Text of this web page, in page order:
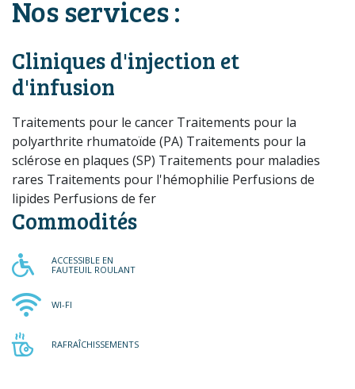
Nos services :
Cliniques d'injection et
d'infusion
Traitements pour le cancer Traitements pour la
polyarthrite rhumatoïde (PA) Traitements pour la
sclérose en plaques (SP) Traitements pour maladies
rares Traitements pour l'hémophilie Perfusions de
lipides Perfusions de fer
Commodités
ACCESSIBLE EN FAUTEUIL
ACCESSIBLE EN
FAUTEUIL ROULANT
WI-FI
WI-FI
RAFRAÎCHISSEMENTS
RAFRAÎCHISSEMENTS